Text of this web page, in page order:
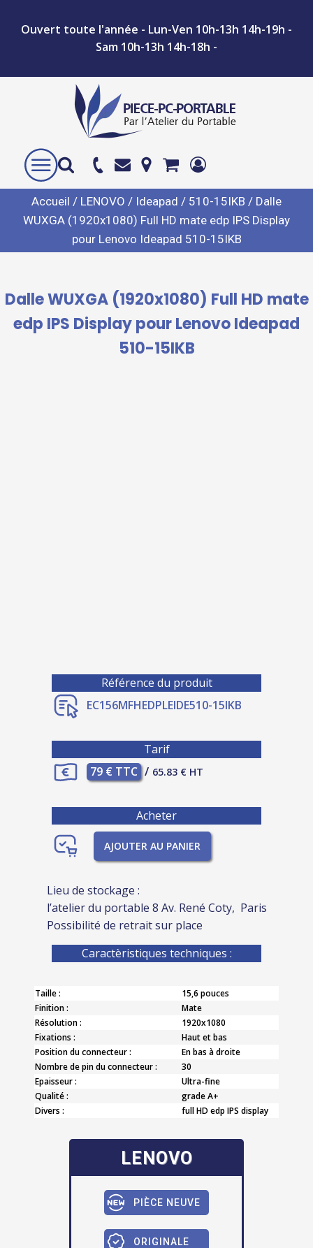
Ouvert toute l'année - Lun-Ven 10h-13h 14h-19h -
Sam 10h-13h 14h-18h -
Accueil / LENOVO / Ideapad / 510-15IKB / Dalle
WUXGA (1920x1080) Full HD mate edp IPS Display
pour Lenovo Ideapad 510-15IKB
Dalle WUXGA (1920x1080) Full HD mate
edp IPS Display pour Lenovo Ideapad
510-15IKB
Référence du produit
EC156MFHEDPLEIDE510-15IKB
Tarif
79 € TTC / 65.83 € HT
Acheter
AJOUTER AU PANIER
Lieu de stockage :
l’atelier du portable 8 Av. René Coty, Paris
Possibilité de retrait sur place
Caractèristiques techniques :
Taille :
15,6 pouces
Finition :
Mate
Résolution :
1920x1080
Fixations :
Haut et bas
Position du connecteur :
En bas à droite
Nombre de pin du connecteur :
30
Epaisseur :
Ultra-fine
Qualité :
grade A+
Divers :
full HD edp IPS display
LENOVO
PIÈCE NEUVE
ORIGINALE